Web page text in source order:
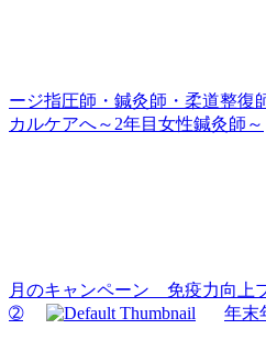
ージ指圧師・鍼灸師・柔道整復
カルケアへ～2年目女性鍼灸師～
月のキャンペーン 免疫力向
➁
年末